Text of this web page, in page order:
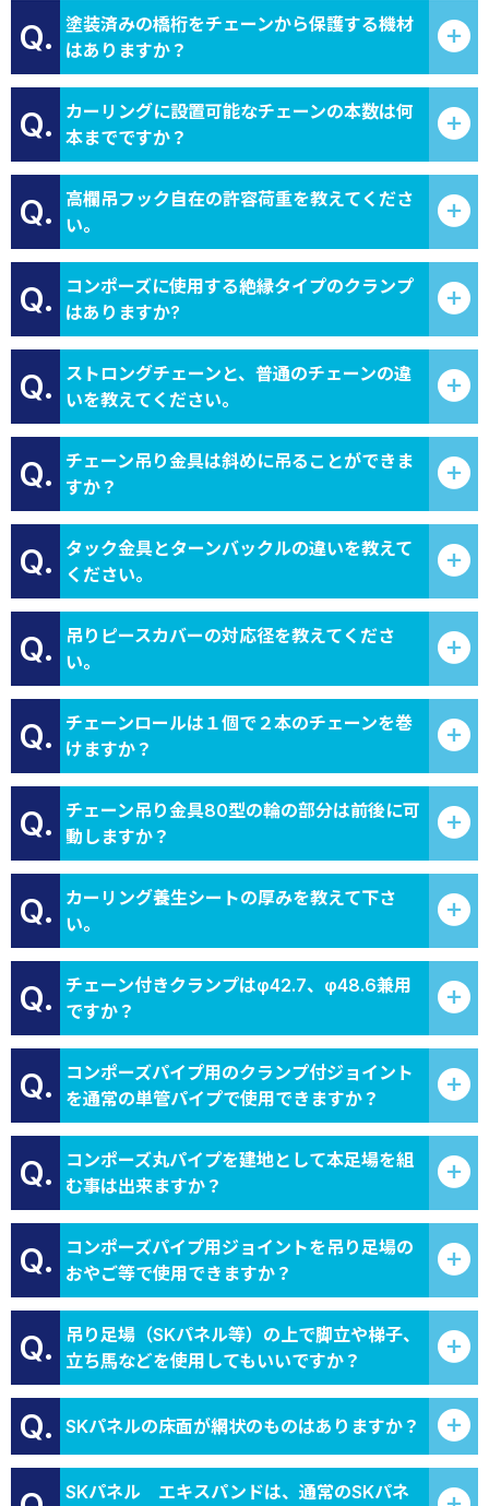
Q.
塗装済みの橋桁をチェーンから保護する機材
はありますか？
Q.
カーリングに設置可能なチェーンの本数は何
本までですか？
Q.
高欄吊フック自在の許容荷重を教えてくださ
い。
Q.
コンポーズに使用する絶縁タイプのクランプ
はありますか?
Q.
ストロングチェーンと、普通のチェーンの違
いを教えてください。
Q.
チェーン吊り金具は斜めに吊ることができま
すか？
Q.
タック金具とターンバックルの違いを教えて
ください。
Q.
吊りピースカバーの対応径を教えてくださ
い。
Q.
チェーンロールは１個で２本のチェーンを巻
けますか？
Q.
チェーン吊り金具80型の輪の部分は前後に可
動しますか？
Q.
カーリング養生シートの厚みを教えて下さ
い。
Q.
チェーン付きクランプはφ42.7、φ48.6兼用
ですか？
Q.
コンポーズパイプ用のクランプ付ジョイント
を通常の単管パイプで使用できますか？
Q.
コンポーズ丸パイプを建地として本足場を組
む事は出来ますか？
Q.
コンポーズパイプ用ジョイントを吊り足場の
おやご等で使用できますか？
Q.
吊り足場（SKパネル等）の上で脚立や梯子、
立ち馬などを使用してもいいですか？
Q. SKパネルの床面が網状のものはありますか？
SKパネル エキスパンドは、通常のSKパネ